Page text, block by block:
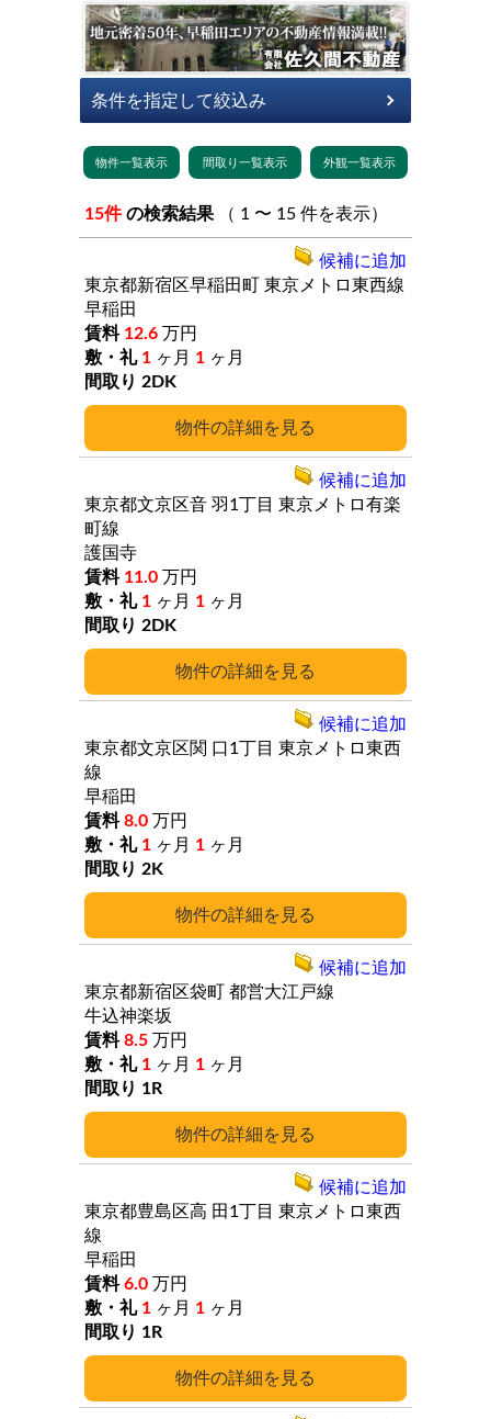
15件 の検索結果 （ 1 〜 15 件を表示）
詳細
東京都新宿区早稲田町 東京メトロ東西線
早稲田
12.6 万円
1 ヶ月 1 ヶ月
2DK
候補に追加
詳細
東京都文京区音 羽1丁目 東京メトロ有楽
町線
護国寺
11.0 万円
1 ヶ月 1 ヶ月
2DK
候補に追加
詳細
東京都文京区関 口1丁目 東京メトロ東西
線
早稲田
8.0 万円
1 ヶ月 1 ヶ月
2K
候補に追加
詳細
東京都新宿区袋町 都営大江戸線
牛込神楽坂
8.5 万円
1 ヶ月 1 ヶ月
1R
候補に追加
詳細
東京都豊島区高 田1丁目 東京メトロ東西
線
早稲田
6.0 万円
1 ヶ月 1 ヶ月
1R
候補に追加